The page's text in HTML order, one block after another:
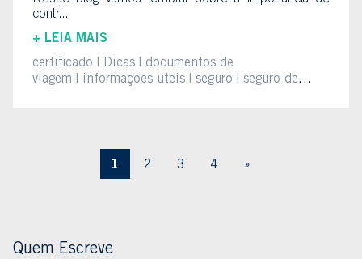
contr...
+ LEIA MAIS
certificado
Dicas
documentos de
viagem
informaçoes uteis seguro
seguro de
1 2 3 4 »
Quem Escreve